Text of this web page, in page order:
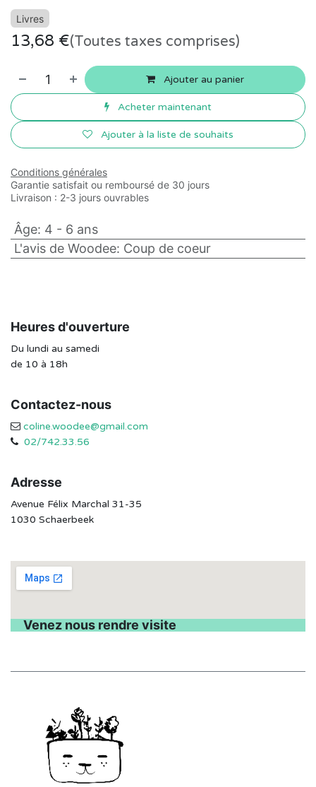
Livres
13,68 €(Toutes taxes comprises)
Ajouter au panier
Acheter maintenant
Ajouter à la liste de souhaits
Conditions générales
Garantie satisfait ou remboursé de 30 jours
Livraison : 2-3 jours ouvrables
Âge: 4 - 6 ans
L'avis de Woodee: Coup de coeur
Heures d'ouverture
Du lundi au samedi
de 10 à 18h
Contactez-nous
coline.woodee@gmail.com
02/742.33.56
Adresse
Avenue Félix Marchal 31-35
1030 Schaerbeek
Venez nous rendre visite